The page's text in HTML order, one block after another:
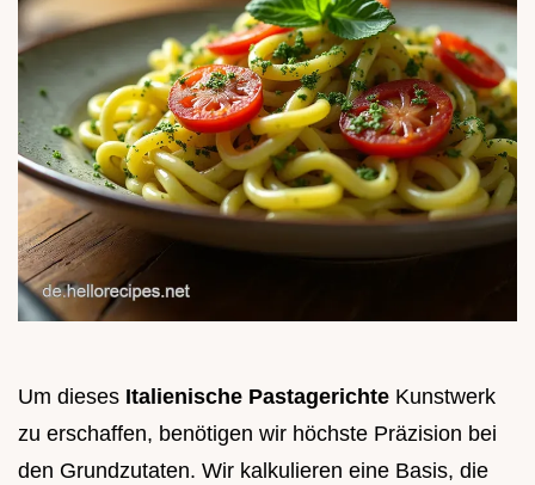
Um dieses Italienische Pastagerichte Kunstwerk
zu erschaffen, benötigen wir höchste Präzision bei
den Grundzutaten. Wir kalkulieren eine Basis, die